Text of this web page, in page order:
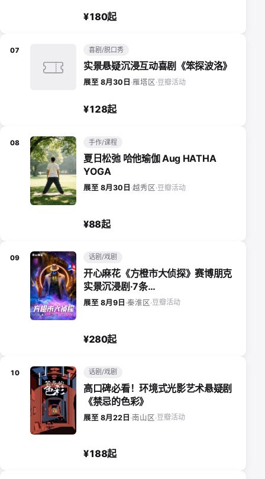
¥180起
07 喜剧/脱口秀
实景悬疑沉浸互动喜剧《笨探波洛》
展至 8月30日 ·雁塔区·豆瓣活动
¥128起
08 手作/课程
夏日松弛 哈他瑜伽 Aug HATHA
YOGA
展至 8月30日 ·越秀区·豆瓣活动
¥88起
09 话剧/戏剧
开心麻花《方橙市大侦探》赛博朋克
实景沉浸剧·7条…
展至 8月9日 ·秦淮区·豆瓣活动
¥280起
10 话剧/戏剧
高口碑必看！环境式光影艺术悬疑剧
《禁忌的色彩》
展至 8月22日 ·南山区·豆瓣活动
¥188起